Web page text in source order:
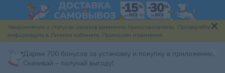
Уведомления о статусах заказов временно приостановлены. Проверяйте
информацию в Личном кабинете. Приносим извинения.
Дарим 700 бонусов за установку и покупку в приложении.
Скачивай – получай выгоду!